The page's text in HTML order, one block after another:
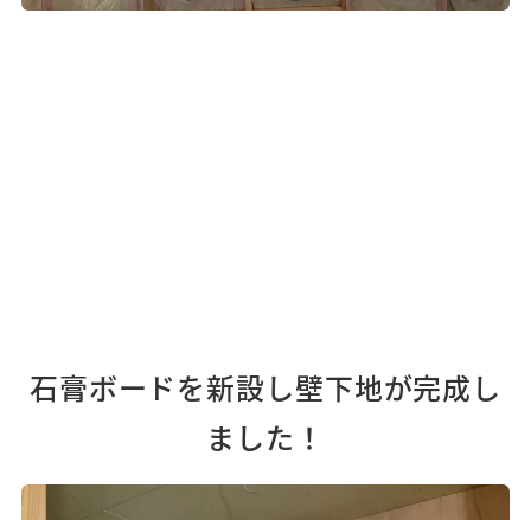
石膏ボードを新設し壁下地が完成し
ました！